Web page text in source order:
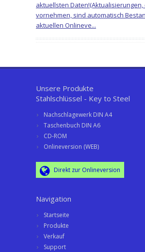
aktuellsten Daten!(Aktualisierungen,
vornehmen, sind automatisch
aktuellen Onlineve...
Unsere Produkte
Stahlschlüssel - Key to Steel
Nachschlagewerk DIN A4
Taschenbuch DIN A6
CD-ROM
Onlineversion (WEB)
Direkt zur Onlineversion
Navigation
Startseite
Produkte
Verkauf
Support